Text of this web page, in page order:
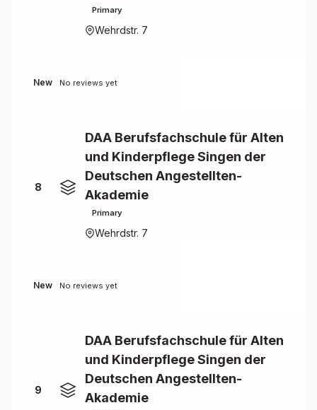
Primary
Wehrdstr. 7
New No reviews yet
8
DAA Berufsfachschule für Alten
und Kinderpflege Singen der
Deutschen Angestellten-
Akademie
Primary
Wehrdstr. 7
New No reviews yet
9
DAA Berufsfachschule für Alten
und Kinderpflege Singen der
Deutschen Angestellten-
Akademie